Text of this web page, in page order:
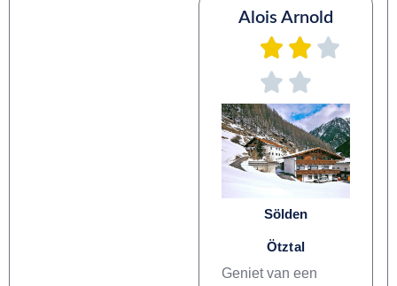
Alois Arnold
Sölden
Ötztal
Geniet van een